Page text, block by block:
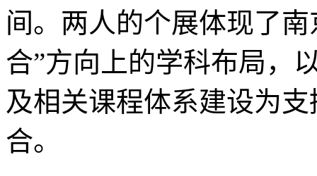
间。两人的个展体现了
合”方向上的学科布局，
及相关课程体系建设为
合。